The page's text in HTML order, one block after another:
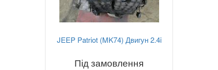
JEEP Patriot (MK74) Двигун 2.4i
Під замовлення